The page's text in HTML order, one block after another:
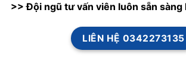
>> Đội ngũ tư vấn viên luôn sẵn
LIÊN HỆ 0342273135